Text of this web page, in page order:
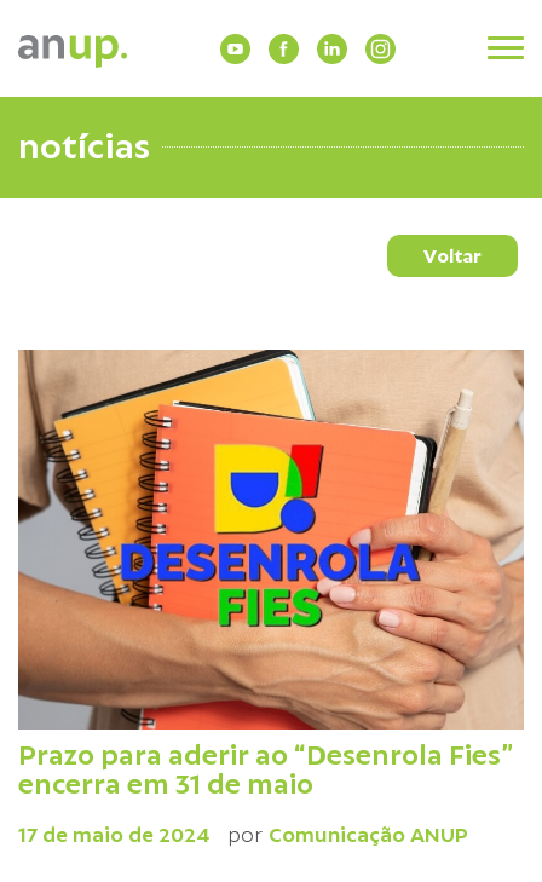
notícias
Voltar
Prazo para aderir ao “Desenrola Fies”
encerra em 31 de maio
17 de maio de 2024 por Comunicação ANUP